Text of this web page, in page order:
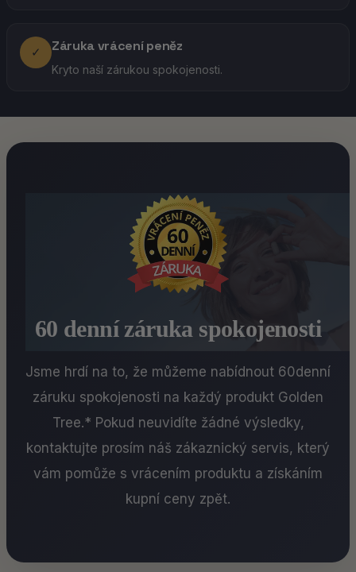
✓ Záruka vrácení peněz
Kryto naší zárukou spokojenosti.
60 denní záruka spokojenosti
Jsme hrdí na to, že můžeme nabídnout 60denní
záruku spokojenosti na každý produkt Golden
Tree.* Pokud neuvidíte žádné výsledky,
kontaktujte prosím náš zákaznický servis, který
vám pomůže s vrácením produktu a získáním
kupní ceny zpět.